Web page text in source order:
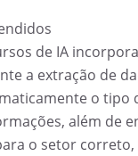
de IA
a extração de
o tipo
além de
o setor correto,